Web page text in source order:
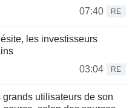
07:40
RE
les investisseurs
03:04
RE
utilisateurs de son